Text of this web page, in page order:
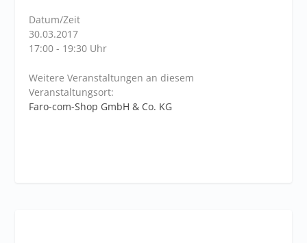
Datum/Zeit
30.03.2017
17:00 - 19:30 Uhr
Weitere Veranstaltungen an diesem
Veranstaltungsort:
Faro-com-Shop GmbH & Co. KG